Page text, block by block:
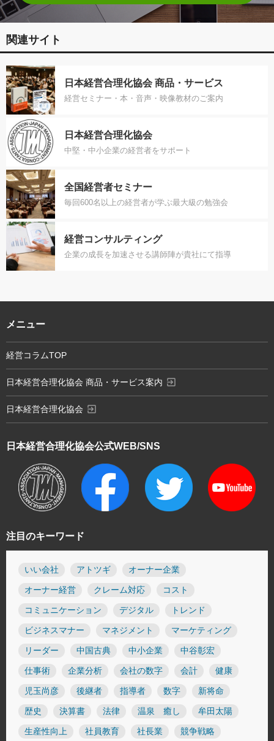
関連サイト
日本経営合理化協会 商品・サービス
経営セミナー・本・音声・映像教材のご案内
日本経営合理化協会
中堅・中小企業の経営者をサポート
全国経営者セミナー
毎回600名以上の経営者が学ぶ最大級の勉強会
経営コンサルティング
企業の成長を加速させる講師陣が貴社にて指導
注目のキーワード
いい会社 アトツギ オーナー企業
オーナー経営 クレーム対応 コスト
コミュニケーション デジタル トレンド
ビジネスマナー マネジメント マーケティング
リーダー 中国古典 中小企業 中谷彰宏
仕事術 企業分析 会社の数字 会計 健康
児玉尚彦 後継者 指導者 数字 新将命
歴史 決算書 法律 温泉 癒し 牟田太陽
生産性向上 社員教育 社長業 競争戦略
日本経営合理化協会公式WEB/SNS
メニュー
経営コラムTOP
日本経営合理化協会 商品・サービス案内 exit_to_app
日本経営合理化協会 exit_to_app